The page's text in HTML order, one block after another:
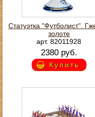
Статуэтка "Футболист".
золоте
арт. 82011928
2380 руб.
Купить